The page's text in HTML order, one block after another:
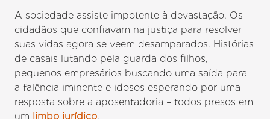
A sociedade assiste impotente à devastação. Os
cidadãos que confiavam na justiça para resolver
suas vidas agora se veem desamparados. Histórias
de casais lutando pela guarda dos filhos,
pequenos empresários buscando uma saída para
a falência iminente e idosos esperando por uma
resposta sobre a aposentadoria – todos presos em
um limbo jurídico.